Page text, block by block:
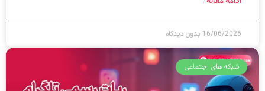
16/06/2026 بدون دیدگاه
شبکه های اجتماعی